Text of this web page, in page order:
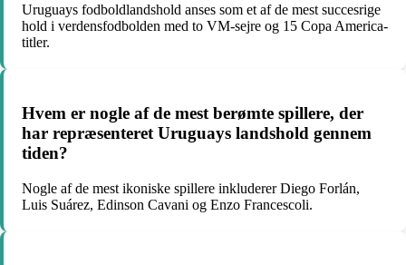
Uruguays fodboldlandshold anses som et af de mest succesrige
hold i verdensfodbolden med to VM-sejre og 15 Copa America-
titler.
Hvem er nogle af de mest berømte spillere, der
har repræsenteret Uruguays landshold gennem
tiden?
Nogle af de mest ikoniske spillere inkluderer Diego Forlán,
Luis Suárez, Edinson Cavani og Enzo Francescoli.